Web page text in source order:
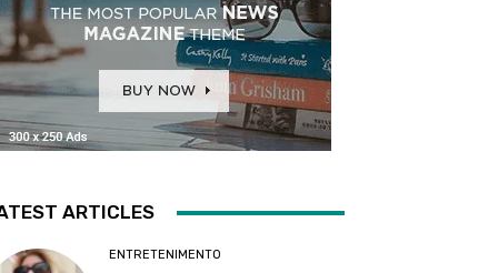
ARTICLES
ENTRETENIMENTO